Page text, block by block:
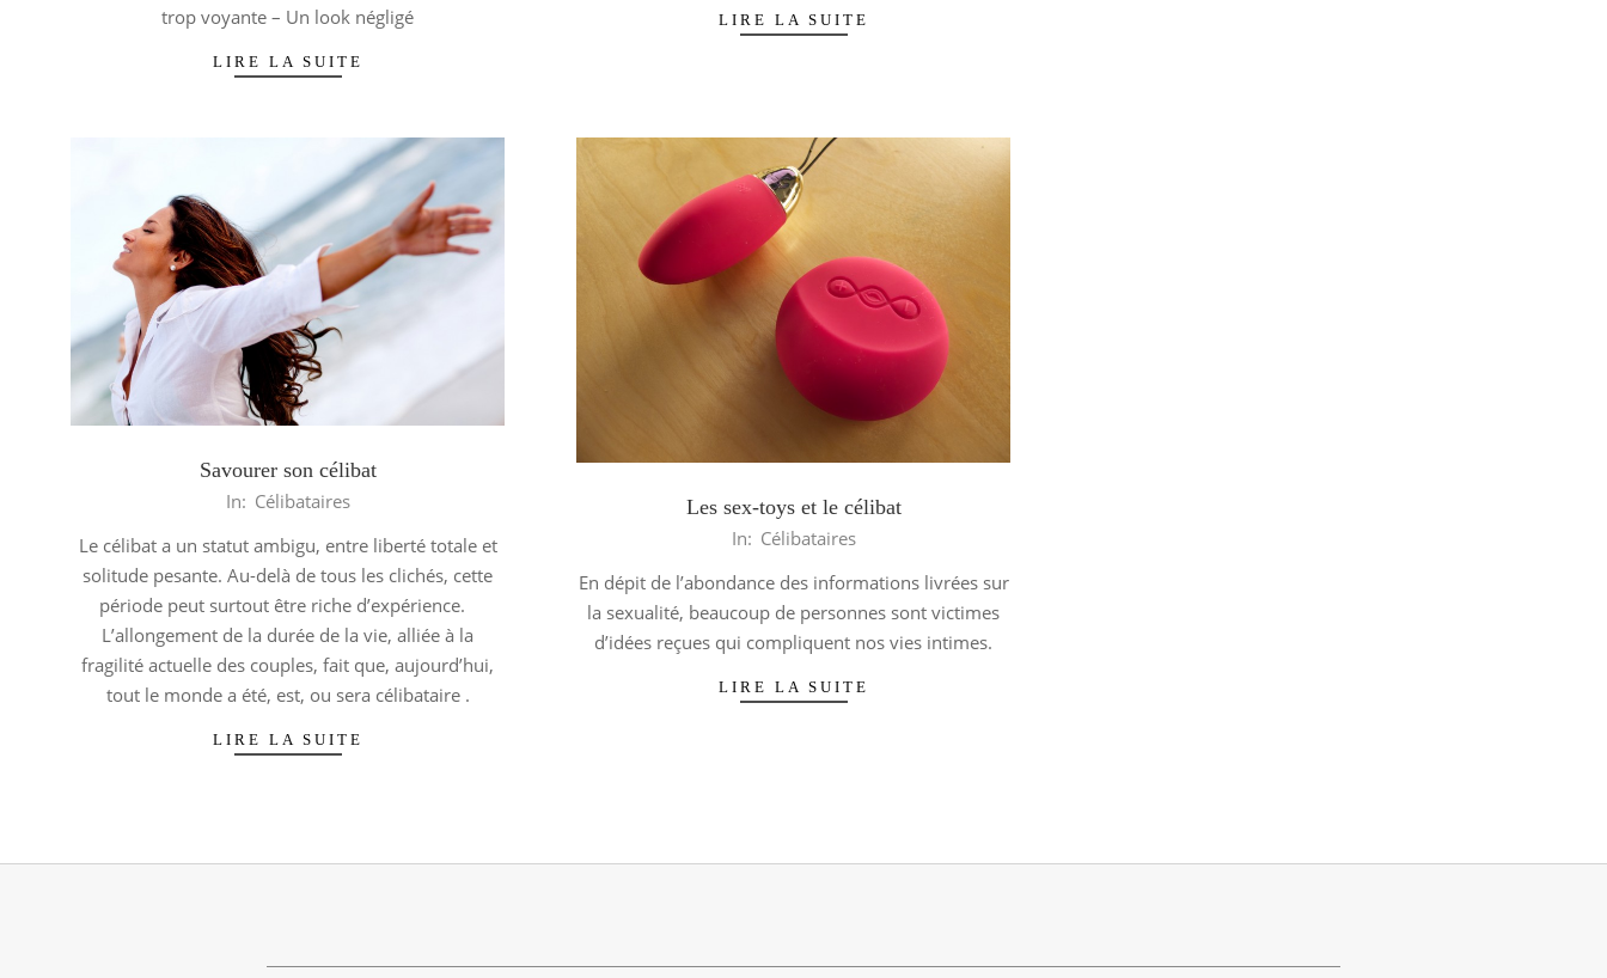
trop voyante – Un look négligé
LIRE LA SUITE
LIRE LA SUITE
Savourer son célibat
05
In: Célibataires
Le célibat a un statut ambigu, entre liberté totale et
solitude pesante. Au-delà de tous les clichés, cette
période peut surtout être riche d’expérience.
L’allongement de la durée de la vie, alliée à la
fragilité actuelle des couples, fait que, aujourd’hui,
tout le monde a été, est, ou sera célibataire .
LIRE LA SUITE
Les sex-toys et le célibat
05
In: Célibataires
En dépit de l’abondance des informations livrées sur
la sexualité, beaucoup de personnes sont victimes
d’idées reçues qui compliquent nos vies intimes.
LIRE LA SUITE